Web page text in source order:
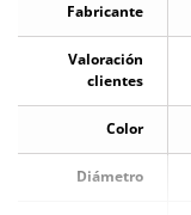
Fabricante
Valoración
clientes
Color
Diámetro